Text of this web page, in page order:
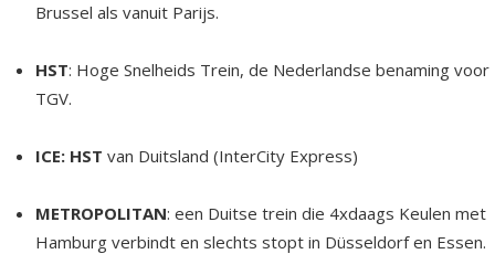
Brussel als vanuit Parijs.
HST: Hoge Snelheids Trein, de Nederlandse benaming voor
TGV.
ICE: HST van Duitsland (InterCity Express)
METROPOLITAN: een Duitse trein die 4xdaags Keulen met
Hamburg verbindt en slechts stopt in Düsseldorf en Essen.